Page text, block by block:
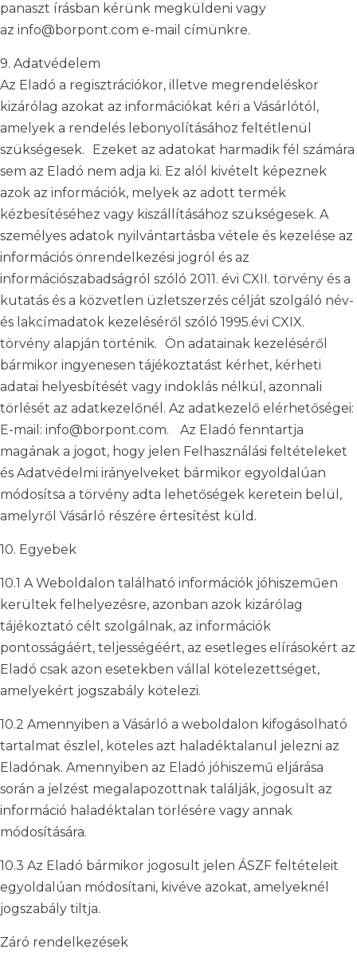
panaszt írásban kérünk megküldeni vagy
az info@borpont.com e-mail címünkre.
9. Adatvédelem
Az Eladó a regisztrációkor, illetve megrendeléskor
kizárólag azokat az információkat kéri a Vásárlótól,
amelyek a rendelés lebonyolításához feltétlenül
szükségesek. Ezeket az adatokat harmadik fél számára
sem az Eladó nem adja ki. Ez alól kivételt képeznek
azok az információk, melyek az adott termék
kézbesítéséhez vagy kiszállításához szükségesek. A
személyes adatok nyilvántartásba vétele és kezelése az
információs önrendelkezési jogról és az
információszabadságról szóló 2011. évi CXII. törvény és a
kutatás és a közvetlen üzletszerzés célját szolgáló név-
és lakcímadatok kezeléséről szóló 1995.évi CXIX.
törvény alapján történik. Ön adatainak kezeléséről
bármikor ingyenesen tájékoztatást kérhet, kérheti
adatai helyesbítését vagy indoklás nélkül, azonnali
törlését az adatkezelőnél. Az adatkezelő elérhetőségei:
E-mail: info@borpont.com. Az Eladó fenntartja
magának a jogot, hogy jelen Felhasználási feltételeket
és Adatvédelmi irányelveket bármikor egyoldalúan
módosítsa a törvény adta lehetőségek keretein belül,
amelyről Vásárló részére értesítést küld.
10. Egyebek
10.1 A Weboldalon található információk jóhiszeműen
kerültek felhelyezésre, azonban azok kizárólag
tájékoztató célt szolgálnak, az információk
pontosságáért, teljességéért, az esetleges elírásokért az
Eladó csak azon esetekben vállal kötelezettséget,
amelyekért jogszabály kötelezi.
10.2 Amennyiben a Vásárló a weboldalon kifogásolható
tartalmat észlel, köteles azt haladéktalanul jelezni az
Eladónak. Amennyiben az Eladó jóhiszemű eljárása
során a jelzést megalapozottnak találják, jogosult az
információ haladéktalan törlésére vagy annak
módosítására.
10.3 Az Eladó bármikor jogosult jelen ÁSZF feltételeit
egyoldalúan módosítani, kivéve azokat, amelyeknél
jogszabály tiltja.
Záró rendelkezések